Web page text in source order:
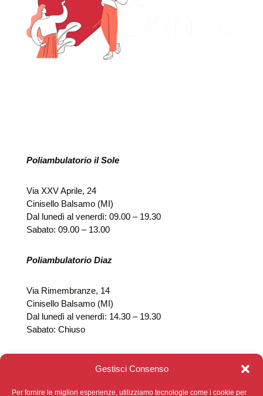
Gestisci Consenso
Per fornire le migliori esperienze, utilizziamo tecnologie come i cookie per
Poliambulatorio il Sole
Via XXV Aprile, 24
Cinisello Balsamo (MI)
Dal lunedì al venerdì: 09.00 – 19.30
Sabato: 09.00 – 13.00
Poliambulatorio Diaz
Via Rimembranze, 14
Cinisello Balsamo (MI)
Dal lunedì al venerdì: 14.30 – 19.30
Sabato: Chiuso